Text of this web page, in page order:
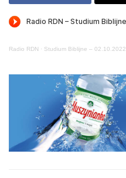
Radio RDN · Studium Biblijne – 02.10.2022